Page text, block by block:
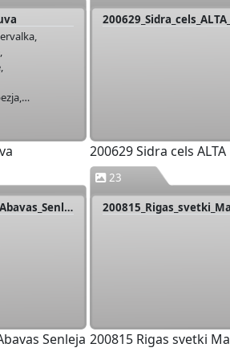
200629 Sidra cels
200813_LC_Meztaka_Abavas_Senleja
Senleja
23
200815 Rigas svetki